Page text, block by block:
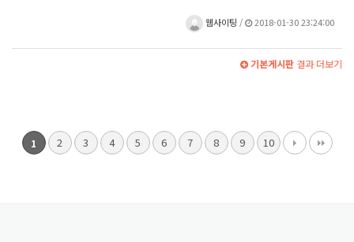
웹사이팅 / 2018-01-30 23:24:00
기본게시판 결과 더보기
1 2 3 4 5 6 7 8 9 10